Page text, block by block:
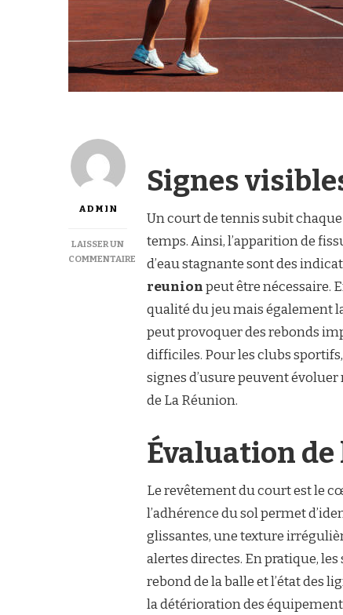
ADMIN
LAISSER UN
COMMENTAIRE
RÉNOVATION
Signes
Un court de tennis subit
temps. Ainsi, l’apparition de
d’eau stagnante sont des
reunionpeut être nécessaire.
qualité du jeu mais également
peut provoquer des rebonds
difficiles. Pour les clubs
signes d’usure peuvent
de La Réunion.
Évaluation
Le revêtement du court est le
l’adhérence du sol permet
glissantes, une texture
alertes directes. En pratique,
rebond de la balle et l’état des
la détérioration des